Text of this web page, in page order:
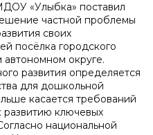
«Улыбка» поставил
частной проблемы
своих
посёлка городского
округе.
развития определяется
для дошкольной
касается требований
развитию ключевых
национальной